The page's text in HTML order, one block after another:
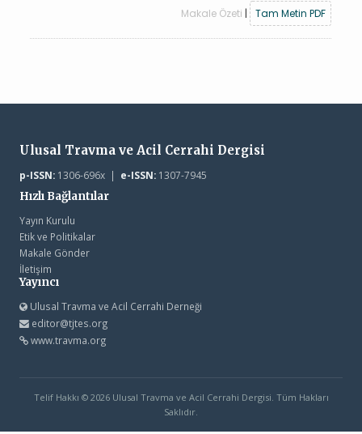
Makale Özeti | Tam Metin PDF
Ulusal Travma ve Acil Cerrahi Dergisi
p-ISSN:1306-696x | e-ISSN:1307-7945
Hızlı Bağlantılar
Yayın Kurulu
Etik ve Politikalar
Makale Gönder
İletişim
Yayıncı
Ulusal Travma ve Acil Cerrahi Derneği
editor@tjtes.org
www.travma.org
Telif Hakkı © 2026 Ulusal Travma ve Acil Cerrahi Dergisi. Tüm Hakları
Saklıdır.